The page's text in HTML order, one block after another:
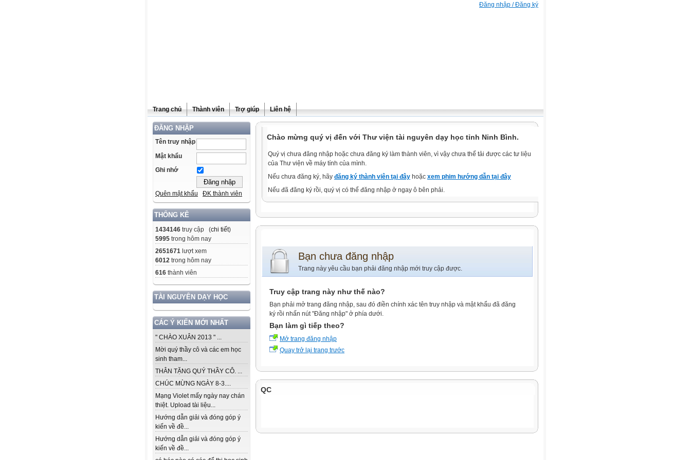
Đăng nhập / Đăng ký
Trang chủ Thành viên Trợ giúp Liên hệ
ĐĂNG NHẬP
Tên truy nhập
Mật khẩu
Ghi nhớ
Quên mật khẩu ĐK thành viên
THỐNG KÊ
1434146 truy cập (chi tiết)
5995 trong hôm nay
2651671 lượt xem
6012 trong hôm nay
616 thành viên
TÀI NGUYÊN DẠY HỌC
CÁC Ý KIẾN MỚI NHẤT
" CHÀO XUÂN 2013 " ...
Mời quý thầy cô và các em học
sinh tham...
THÂN TẶNG QUÝ THẦY CÔ. ...
CHÚC MỪNG NGÀY 8-3....
Mạng Violet mấy ngày nay chán
thiệt. Upload tài liệu...
Hướng dẫn giải và đóng góp ý
kiến về đề...
Hướng dẫn giải và đóng góp ý
kiến về đề...
Chào mừng quý vị đến với Thư viện tài nguyên dạy học tỉnh Ninh Bình.
Quý vị chưa đăng nhập hoặc chưa đăng ký làm thành viên, vì vậy chưa thể tải được các tư liệu
của Thư viện về máy tính của mình.
Nếu chưa đăng ký, hãy đăng ký thành viên tại đây hoặc xem phim hướng dẫn tại đây
Nếu đã đăng ký rồi, quý vị có thể đăng nhập ở ngay ô bên phải.
Bạn chưa đăng nhập
Trang này yêu cầu bạn phải đăng nhập mới truy cập được.
Truy cập trang này như thế nào?
Bạn phải mở trang đăng nhập, sau đó điền chính xác tên truy nhập và mật khẩu đã đăng
ký rồi nhấn nút "Đăng nhập" ở phía dưới.
Bạn làm gì tiếp theo?
Mở trang đăng nhập
Quay trở lại trang trước
QC